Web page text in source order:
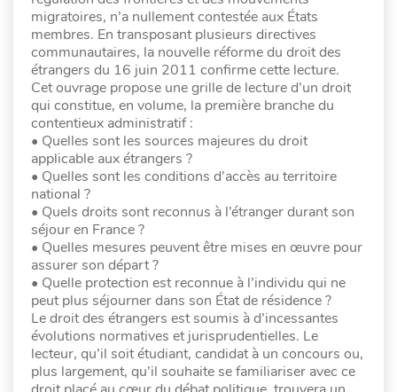
migratoires, n’a nullement contestée aux États
membres. En transposant plusieurs directives
communautaires, la nouvelle réforme du droit des
étrangers du 16 juin 2011 confirme cette lecture.
Cet ouvrage propose une grille de lecture d’un droit
qui constitue, en volume, la première branche du
contentieux administratif :
• Quelles sont les sources majeures du droit
applicable aux étrangers ?
• Quelles sont les conditions d’accès au territoire
national ?
• Quels droits sont reconnus à l’étranger durant son
séjour en France ?
• Quelles mesures peuvent être mises en œuvre pour
assurer son départ ?
• Quelle protection est reconnue à l’individu qui ne
peut plus séjourner dans son État de résidence ?
Le droit des étrangers est soumis à d’incessantes
évolutions normatives et jurisprudentielles. Le
lecteur, qu’il soit étudiant, candidat à un concours ou,
plus largement, qu’il souhaite se familiariser avec ce